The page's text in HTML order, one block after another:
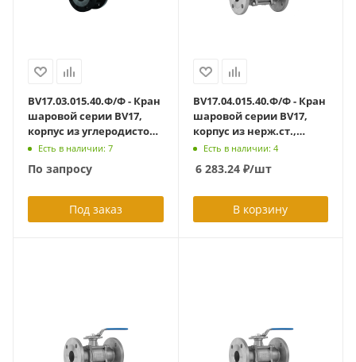
BV17.03.015.40.Ф/Ф - Кран
шаровой серии BV17,
корпус из углеродистой
стали, полнопроходный,
Есть в наличии: 7
По запросу
Под заказ
BV17.04.015.40.Ф/Ф - Кран
шаровой серии BV17,
корпус из нерж.ст.,
полнопроходной DN15
PN40, ф/ф с ISO-фланцем
F03/F04
Есть в наличии: 4
6 283.24₽/шт
В корзину